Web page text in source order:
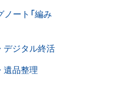
ート「編み
デジタル終活
遺品整理